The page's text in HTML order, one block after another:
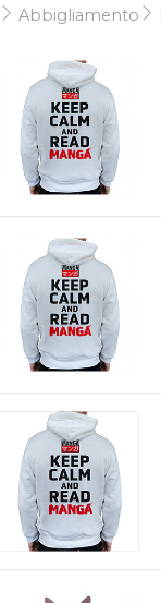
Abbigliamento